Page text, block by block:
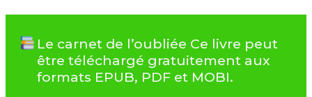
Le carnet de l’oubliée Ce livre peut
être téléchargé gratuitement aux
formats EPUB, PDF et MOBI.